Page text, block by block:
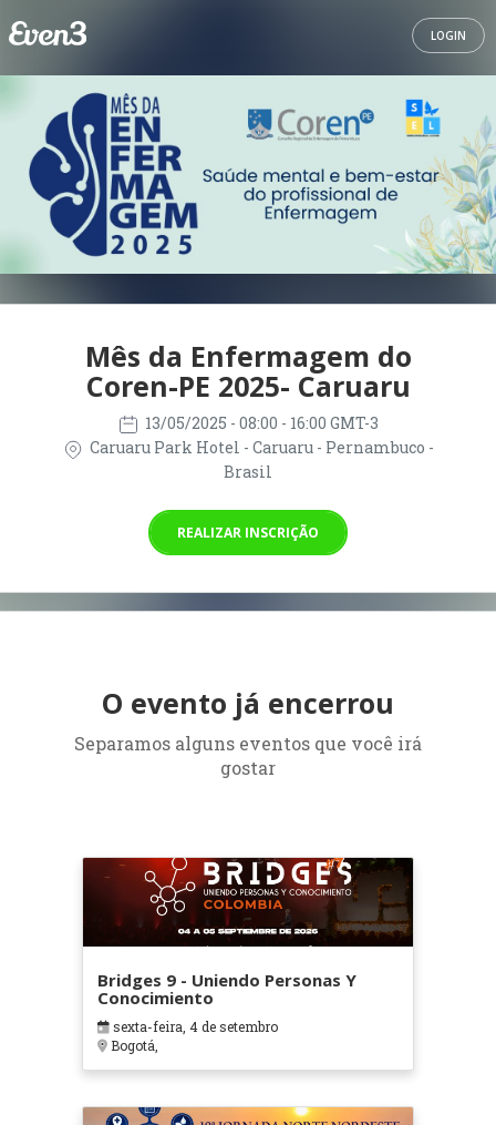
LOGIN
Mês da Enfermagem do
Coren-PE 2025- Caruaru
13/05/2025 - 08:00 - 16:00 GMT-3
Caruaru Park Hotel - Caruaru - Pernambuco -
Brasil
REALIZAR INSCRIÇÃO
O evento já encerrou
Separamos alguns eventos que você irá
gostar
Bridges 9 - Uniendo Personas Y
Conocimiento
sexta-feira, 4 de setembro
Bogotá,